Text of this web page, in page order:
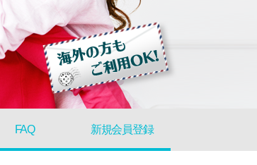
FAQ 新規会員登録